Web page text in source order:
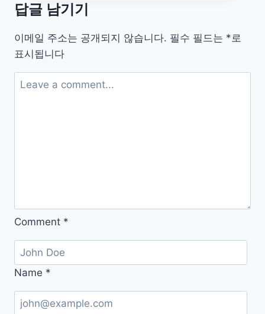
공
극
일
답글 남기기
이메일 주소는 공개되지 않습니다. 필수 필드는 *로
표시됩니다
Comment *
Name *